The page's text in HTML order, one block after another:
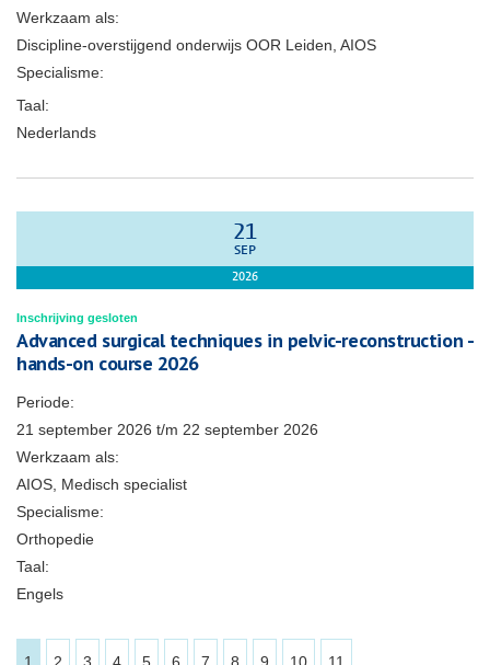
Werkzaam als:
Discipline-overstijgend onderwijs OOR Leiden, AIOS
Specialisme:
Taal:
Nederlands
21
SEP
2026
Inschrijving gesloten
Advanced surgical techniques in pelvic-reconstruction -
hands-on course 2026
Periode:
21 september 2026 t/m 22 september 2026
Werkzaam als:
AIOS, Medisch specialist
Specialisme:
Orthopedie
Taal:
Engels